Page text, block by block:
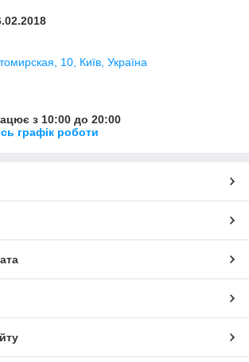
10, Київ, Україна
з 10:00 до 20:00
графік роботи